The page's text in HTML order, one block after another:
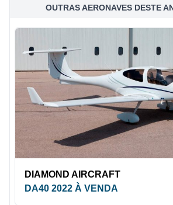
OUTRAS AERONAVES DESTE
DIAMOND AIRCRAFT
DA40 2022 À VENDA